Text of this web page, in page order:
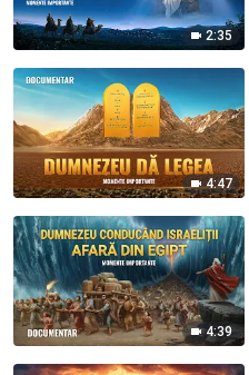
2:35
4:47
4:39